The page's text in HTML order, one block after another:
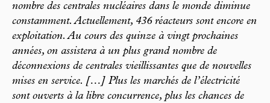
nombre des centrales nucléaires dans le monde diminue
constamment. Actuellement, 436 réacteurs sont encore en
exploitation. Au cours des quinze à vingt prochaines
années, on assistera à un plus grand nombre de
déconnexions de centrales vieillissantes que de nouvelles
mises en service. […] Plus les marchés de l’électricité
sont ouverts à la libre concurrence, plus les chances de